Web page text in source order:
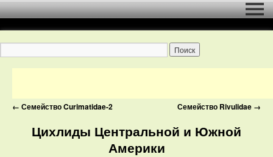
← Семейство Curimatidae-2 Семейство Rivulidae →
Цихлиды Центральной и Южной
Америки